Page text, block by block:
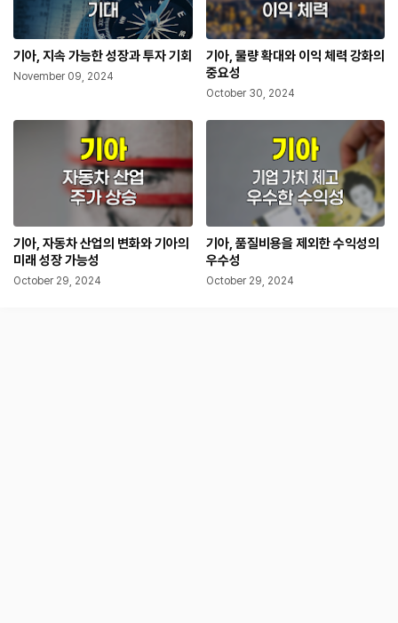
기아, 지속 가능한 성장과 투자 기회
November 09, 2024
기아, 물량 확대와 이익 체력 강화의
중요성
October 30, 2024
기아, 자동차 산업의 변화와 기아의
미래 성장 가능성
October 29, 2024
기아, 품질비용을 제외한 수익성의
우수성
October 29, 2024